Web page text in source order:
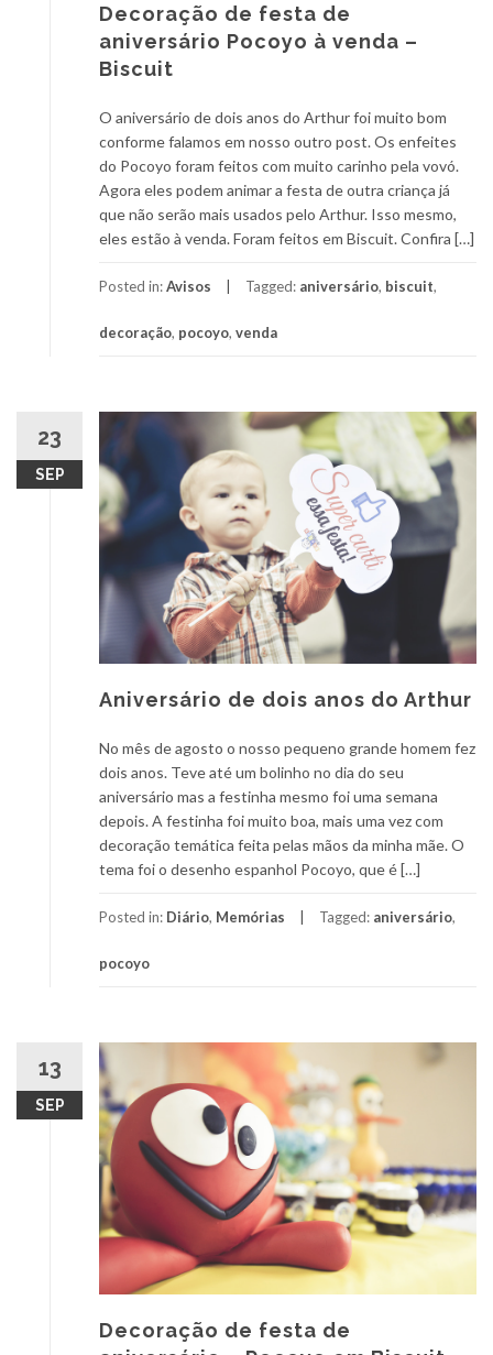
Decoração de festa de
aniversário Pocoyo à venda –
Biscuit
O aniversário de dois anos do Arthur foi muito bom
conforme falamos em nosso outro post. Os enfeites
do Pocoyo foram feitos com muito carinho pela vovó.
Agora eles podem animar a festa de outra criança já
que não serão mais usados pelo Arthur. Isso mesmo,
eles estão à venda. Foram feitos em Biscuit. Confira […]
Posted in:Avisos Tagged: aniversário, biscuit,
decoração, pocoyo, venda
23
SEP
Aniversário de dois anos do Arthur
No mês de agosto o nosso pequeno grande homem fez
dois anos. Teve até um bolinho no dia do seu
aniversário mas a festinha mesmo foi uma semana
depois. A festinha foi muito boa, mais uma vez com
decoração temática feita pelas mãos da minha mãe. O
tema foi o desenho espanhol Pocoyo, que é […]
Posted in: Diário, Memórias Tagged: aniversário,
pocoyo
13
SEP
Decoração de festa de